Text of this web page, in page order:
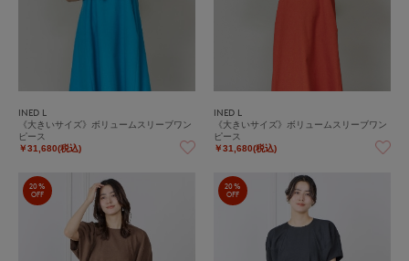
INED L
《大きいサイズ》ボリュームスリーブワン
ピース
￥31,680(税込)
INED L
《大きいサイズ》ボリュームスリーブワン
ピース
￥31,680(税込)
20%
OFF
20%
OFF